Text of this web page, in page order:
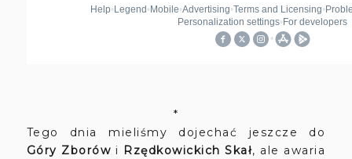
*
Tego dnia mieliśmy dojechać jeszcze do
Góry Zborów i Rzędkowickich Skał, ale awaria